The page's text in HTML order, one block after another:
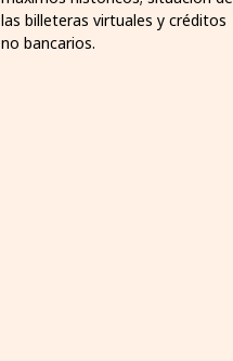
las billeteras virtuales y créditos
no bancarios.